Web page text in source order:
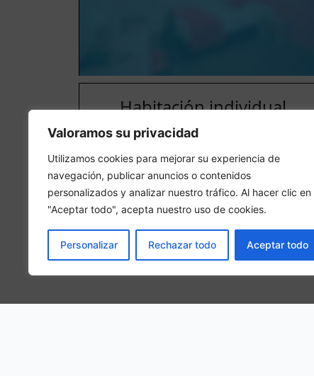
Valoramos su privacidad
Utilizamos cookies para mejorar su experiencia de
navegación, publicar anuncios o contenidos
personalizados y analizar nuestro tráfico. Al hacer clic en
"Aceptar todo", acepta nuestro uso de cookies.
Personalizar Rechazar todo Aceptar todo
Habitación individual
En una habitación individual, se hospedará 1 persona